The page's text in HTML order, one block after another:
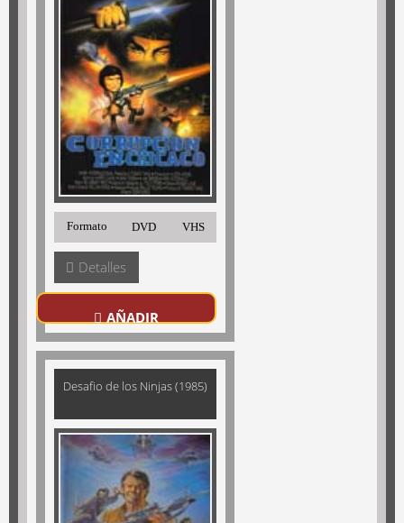
Formato DVD VHS
Detalles
AÑADIR
Desafio de los Ninjas (1985)